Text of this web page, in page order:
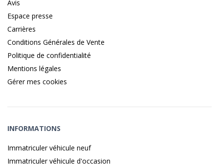
Avis
Espace presse
Carrières
Conditions Générales de Vente
Politique de confidentialité
Mentions légales
Gérer mes cookies
INFORMATIONS
Immatriculer véhicule neuf
Immatriculer véhicule d'occasion